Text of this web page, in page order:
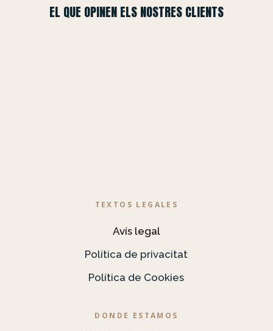
EL QUE OPINEN ELS NOSTRES CLIENTS
TEXTOS LEGALES
Avís legal
Política de privacitat
Política de Cookies
DONDE ESTAMOS